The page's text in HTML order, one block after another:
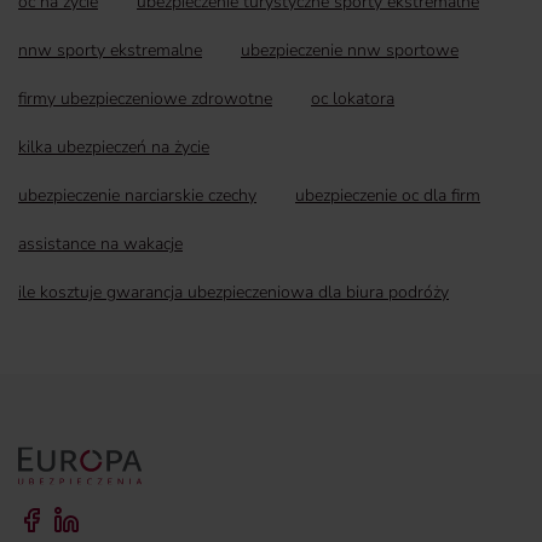
nnw sporty ekstremalne ubezpieczenie nnw sportowe
firmy ubezpieczeniowe zdrowotne oc lokatora
kilka ubezpieczeń na życie
ubezpieczenie narciarskie czechy ubezpieczenie oc dla firm
assistance na wakacje
ile kosztuje gwarancja ubezpieczeniowa dla biura podróży